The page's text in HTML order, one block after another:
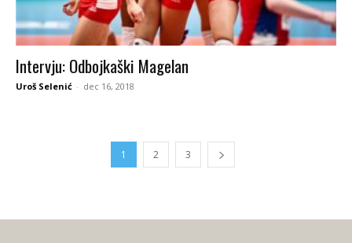
Intervju: Odbojkaški Magelan
Uroš Selenić - dec 16, 2018
1 2 3